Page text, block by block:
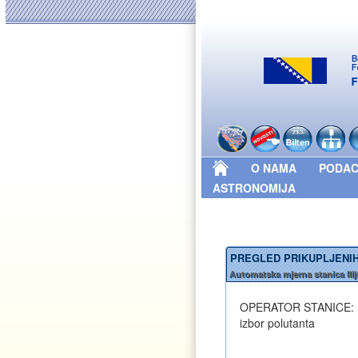
O NAMA
ASTRONOMIJA
PREGLED
Automatska mjerna stanica
OPERATOR
izbor polutanta